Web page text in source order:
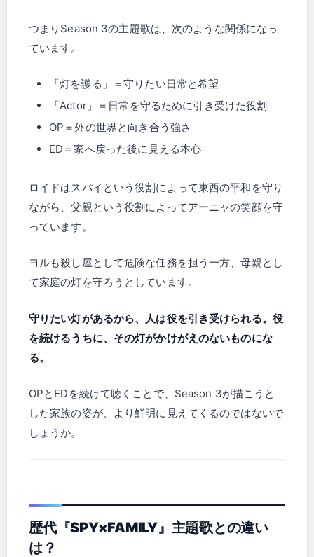
つまりSeason 3の主題歌は、次のような関係になっ
ています。
「灯を護る」＝守りたい日常と希望
「Actor」＝日常を守るために引き受けた役割
OP＝外の世界と向き合う強さ
ED＝家へ戻った後に見える本心
ロイドはスパイという役割によって東西の平和を守り
ながら、父親という役割によってアーニャの笑顔を守
っています。
ヨルも殺し屋として危険な任務を担う一方、母親とし
て家庭の灯を守ろうとしています。
守りたい灯があるから、人は役を引き受けられる。役
を続けるうちに、その灯がかけがえのないものにな
る。
OPとEDを続けて聴くことで、Season 3が描こうと
した家族の姿が、より鮮明に見えてくるのではないで
しょうか。
歴代『SPY×FAMILY』主題歌との違い
は？